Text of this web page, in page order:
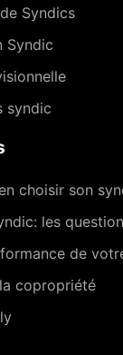
Syndics
Syndic
syndic
choisir son
les
de
copropriété